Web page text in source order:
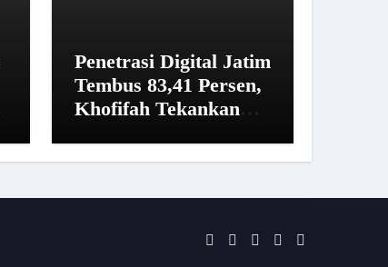
Penetrasi Digital Jatim
Tembus 83,41 Persen,
Khofifah Tekankan
Informasi